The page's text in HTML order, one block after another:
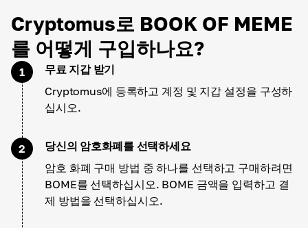
Cryptomus로 BOOK OF MEME
를 어떻게 구입하나요?
1
무료 지갑 받기
Cryptomus에 등록하고 계정 및 지갑 설정을 구성하
십시오.
2
당신의 암호화폐를 선택하세요
암호 화폐 구매 방법 중 하나를 선택하고 구매하려면
BOME를 선택하십시오. BOME 금액을 입력하고 결
제 방법을 선택하십시오.